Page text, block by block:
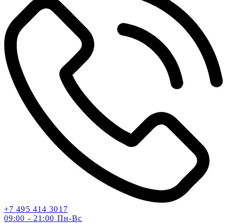
+7 495 414 3017
09:00 - 21:00 Пн-Вс